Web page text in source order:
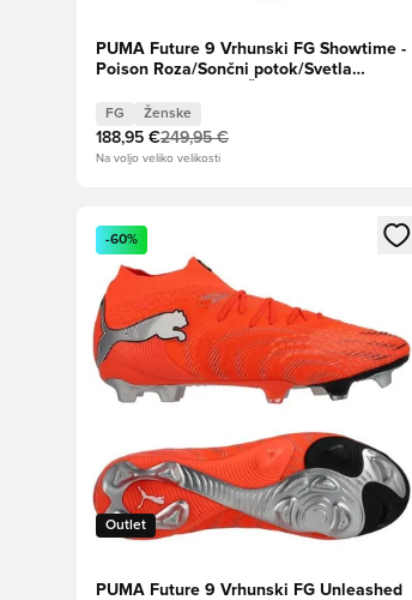
PUMA Future 9 Vrhunski FG Showtime -
Poison Roza/Sončni potok/Svetla
FG Ženske
188,95 €249,95 €
Na voljo veliko velikosti
Odpre Modal za prijavo ali vpis kot član
Outlet
-60%
PUMA Future 9 Vrhunski FG Unleashed